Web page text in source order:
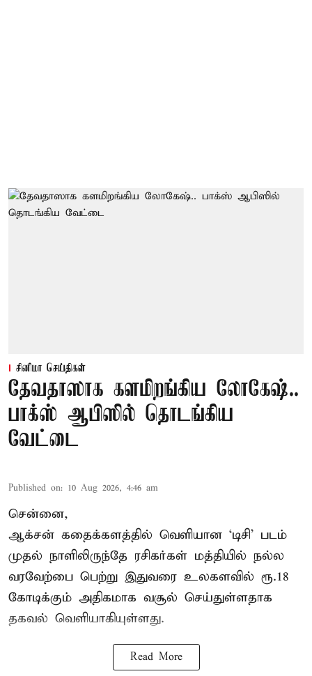
சினிமா செய்திகள்
தேவதாஸாக களமிறங்கிய லோகேஷ்..
பாக்ஸ் ஆபிஸில் தொடங்கிய
வேட்டை
Published on: 10 Aug 2026, 4:46 am
சென்னை,
ஆக்சன் கதைக்களத்தில் வெளியான ‘டிசி’ படம்
முதல் நாளிலிருந்தே ரசிகர்கள் மத்தியில் நல்ல
வரவேற்பை பெற்று இதுவரை உலகளவில் ரூ.18
கோடிக்கும் அதிகமாக வசூல் செய்துள்ளதாக
தகவல் வெளியாகியுள்ளது.
Read More